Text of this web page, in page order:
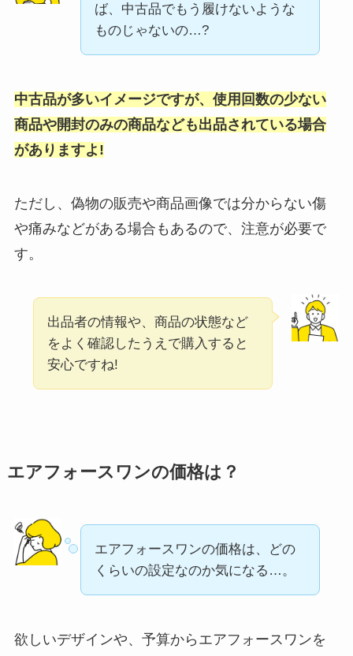
ば、中古品でもう履けないような
ものじゃないの…?
中古品が多いイメージですが、使用回数の少ない
商品や開封のみの商品なども出品されている場合
がありますよ!
ただし、偽物の販売や商品画像では分からない傷
や痛みなどがある場合もあるので、注意が必要で
す。
出品者の情報や、商品の状態など
をよく確認したうえで購入すると
安心ですね!
エアフォースワンの価格は？
エアフォースワンの価格は、どの
くらいの設定なのか気になる…。
欲しいデザインや、予算からエアフォースワンを